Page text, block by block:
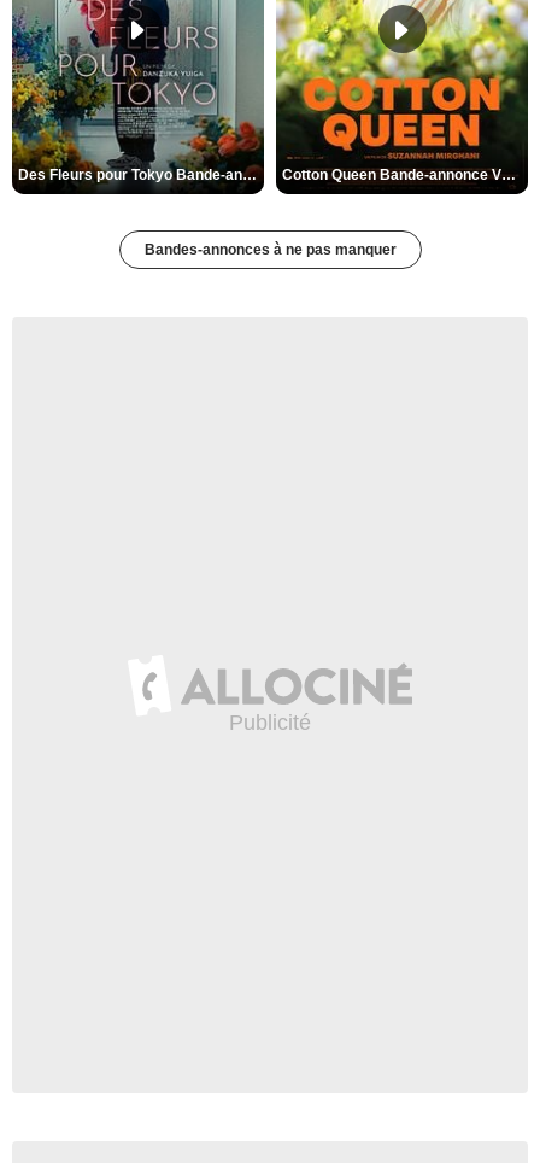
Des Fleurs pour Tokyo Bande-annonce VO STFR Cotton Queen Bande-annonce VO STFR
Bandes-annonces à ne pas manquer